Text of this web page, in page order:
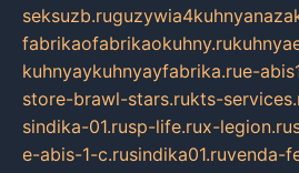
seksuzb.ru
fabrikaofabrikaokuhny.ru
kuhnyaykuhnyayfabrika.rue-
store-brawl-stars.rukts-
sindika-01.rusp-life.rux-legion.ru
e-abis-1-c.rusindika01.ruvenda-